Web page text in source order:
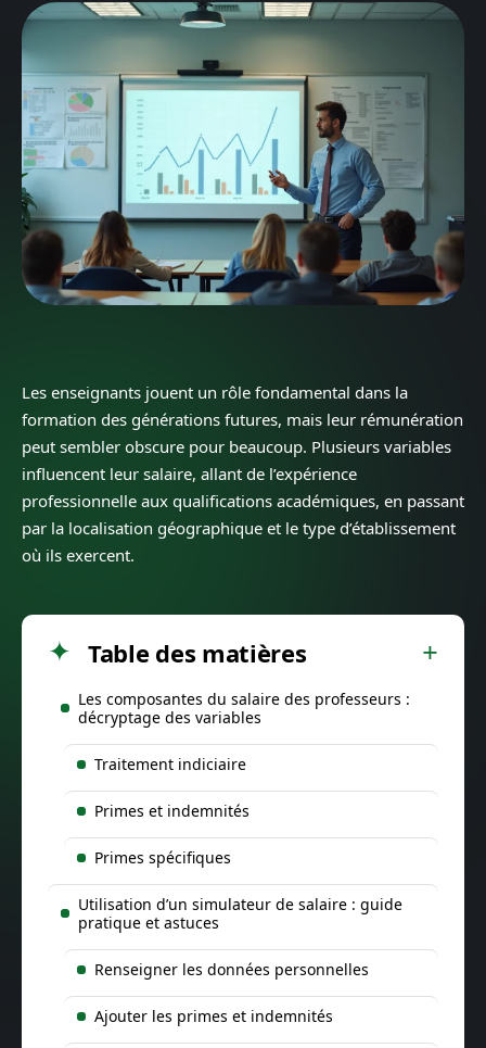
Les enseignants jouent un rôle fondamental dans la
formation des générations futures, mais leur rémunération
peut sembler obscure pour beaucoup. Plusieurs variables
influencent leur salaire, allant de l’expérience
professionnelle aux qualifications académiques, en passant
par la localisation géographique et le type d’établissement
où ils exercent.
Table des matières
Les composantes du salaire des professeurs :
décryptage des variables
Traitement indiciaire
Primes et indemnités
Primes spécifiques
Utilisation d’un simulateur de salaire : guide
pratique et astuces
Renseigner les données personnelles
Ajouter les primes et indemnités